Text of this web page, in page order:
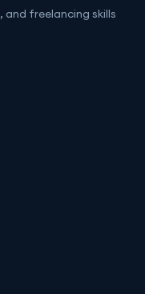
freelancing skills